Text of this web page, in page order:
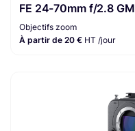
FE 24-70mm f/2.8 GM
Objectifs zoom
À partir de 20 € HT /jour